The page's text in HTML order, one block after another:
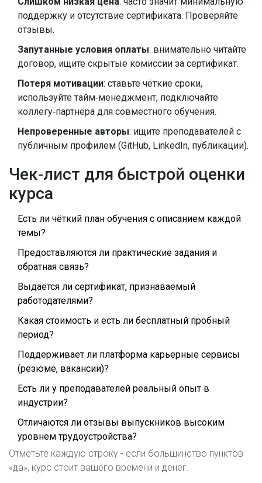
поддержку и отсутствие сертификата. Проверяйте
отзывы.
Запутанные условия оплаты: внимательно читайте
договор, ищите скрытые комиссии за сертификат.
Потеря мотивации: ставьте чёткие сроки,
используйте тайм‑менеджмент, подключайте
коллегу‑партнёра для совместного обучения.
Непроверенные авторы: ищите преподавателей с
публичным профилем (GitHub, LinkedIn, публикации).
Чек‑лист для быстрой оценки
курса
Есть ли чёткий план обучения с описанием каждой
темы?
Предоставляются ли практические задания и
обратная связь?
Выдаётся ли сертификат, признаваемый
работодателями?
Какая стоимость и есть ли бесплатный пробный
период?
Поддерживает ли платформа карьерные сервисы
(резюме, вакансии)?
Есть ли у преподавателей реальный опыт в
индустрии?
Отличаются ли отзывы выпускников высоким
уровнем трудоустройства?
Отметьте каждую строку - если большинство пунктов
«да», курс стоит вашего времени и денег.